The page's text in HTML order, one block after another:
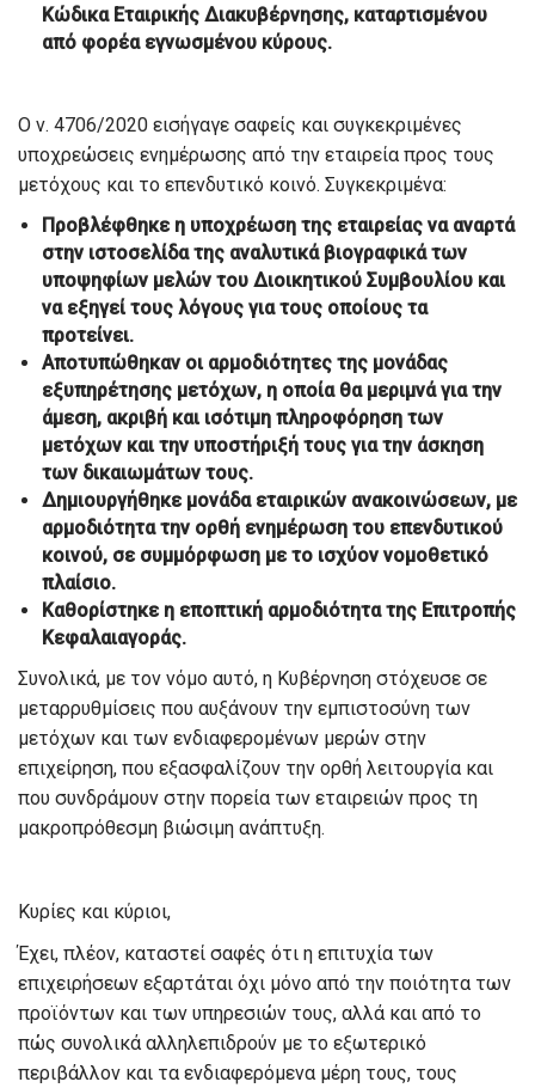
Κώδικα Εταιρικής Διακυβέρνησης, καταρτισμένου
από φορέα εγνωσμένου κύρους.
Ο ν. 4706/2020 εισήγαγε σαφείς και συγκεκριμένες
υποχρεώσεις ενημέρωσης από την εταιρεία προς τους
μετόχους και το επενδυτικό κοινό. Συγκεκριμένα:
Προβλέφθηκε η υποχρέωση της εταιρείας να αναρτά
στην ιστοσελίδα της αναλυτικά βιογραφικά των
υποψηφίων μελών του Διοικητικού Συμβουλίου και
να εξηγεί τους λόγους για τους οποίους τα
προτείνει.
Αποτυπώθηκαν οι αρμοδιότητες της μονάδας
εξυπηρέτησης μετόχων, η οποία θα μεριμνά για την
άμεση, ακριβή και ισότιμη πληροφόρηση των
μετόχων και την υποστήριξή τους για την άσκηση
των δικαιωμάτων τους.
Δημιουργήθηκε μονάδα εταιρικών ανακοινώσεων, με
αρμοδιότητα την ορθή ενημέρωση του επενδυτικού
κοινού, σε συμμόρφωση με το ισχύον νομοθετικό
πλαίσιο.
Καθορίστηκε η εποπτική αρμοδιότητα της Επιτροπής
Κεφαλαιαγοράς.
Συνολικά, με τον νόμο αυτό, η Κυβέρνηση στόχευσε σε
μεταρρυθμίσεις που αυξάνουν την εμπιστοσύνη των
μετόχων και των ενδιαφερομένων μερών στην
επιχείρηση, που εξασφαλίζουν την ορθή λειτουργία και
που συνδράμουν στην πορεία των εταιρειών προς τη
μακροπρόθεσμη βιώσιμη ανάπτυξη.
Κυρίες και κύριοι,
Έχει, πλέον, καταστεί σαφές ότι η επιτυχία των
επιχειρήσεων εξαρτάται όχι μόνο από την ποιότητα των
προϊόντων και των υπηρεσιών τους, αλλά και από το
πώς συνολικά αλληλεπιδρούν με το εξωτερικό
περιβάλλον και τα ενδιαφερόμενα μέρη τους, τους